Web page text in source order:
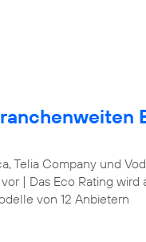
Telia Company und
| Das Eco Rating wird
von 12 Anbietern